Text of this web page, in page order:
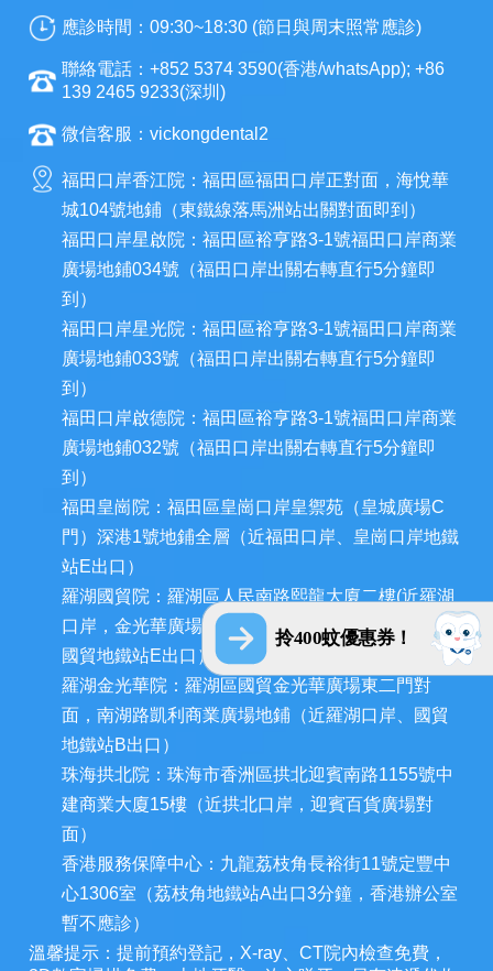
拎400蚊優惠券！
應診時間：09:30~18:30 (節日與周末照常應診)
聯絡電話：+852 5374 3590(香港/whatsApp); +86
139 2465 9233(深圳)
微信客服：vickongdental2
福田口岸香江院：福田區福田口岸正對面，海悅華
城104號地鋪（東鐵線落馬洲站出關對面即到）
福田口岸星啟院：福田區裕亨路3-1號福田口岸商業
廣場地鋪034號（福田口岸出關右轉直行5分鐘即
到）
福田口岸星光院：福田區裕亨路3-1號福田口岸商業
廣場地鋪033號（福田口岸出關右轉直行5分鐘即
到）
福田口岸啟德院：福田區裕亨路3-1號福田口岸商業
廣場地鋪032號（福田口岸出關右轉直行5分鐘即
到）
福田皇崗院：福田區皇崗口岸皇禦苑（皇城廣場C
門）深港1號地鋪全層（近福田口岸、皇崗口岸地鐵
站E出口）
羅湖國貿院：羅湖區人民南路熙龍大廈二樓(近羅湖
口岸，金光華廣場西門和深圳發展中心大廈對面，
國貿地鐵站E出口）
羅湖金光華院：羅湖區國貿金光華廣場東二門對
面，南湖路凱利商業廣場地鋪（近羅湖口岸、國貿
地鐵站B出口）
珠海拱北院：珠海市香洲區拱北迎賓南路1155號中
建商業大廈15樓（近拱北口岸，迎賓百貨廣場對
面）
香港服務保障中心：九龍荔枝角長裕街11號定豐中
心1306室（荔枝角地鐵站A出口3分鐘，香港辦公室
暫不應診）
溫馨提示：提前預約登記，X-ray、CT院內檢查免費，